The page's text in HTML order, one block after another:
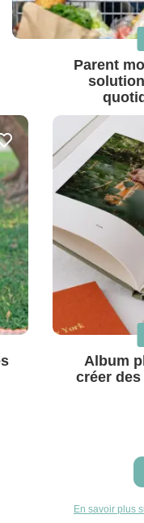
Parent
Album
créer
En savoir plus